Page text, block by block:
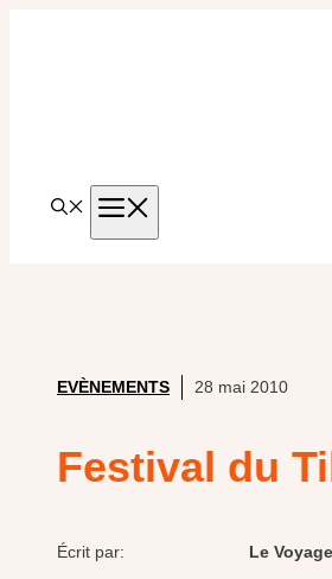
EVÈNEMENTS 28 mai 2010
Festival du
Écrit par: Le